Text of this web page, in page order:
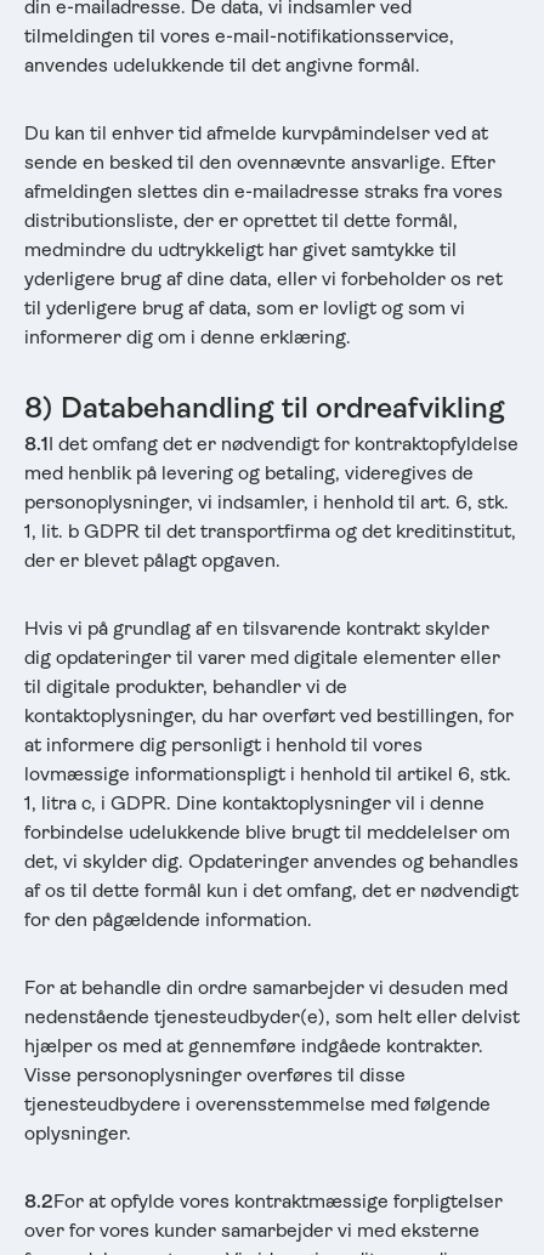
din e-mailadresse. De data, vi indsamler ved
tilmeldingen til vores e-mail-notifikationsservice,
anvendes udelukkende til det angivne formål.
Du kan til enhver tid afmelde kurvpåmindelser ved at
sende en besked til den ovennævnte ansvarlige. Efter
afmeldingen slettes din e-mailadresse straks fra vores
distributionsliste, der er oprettet til dette formål,
medmindre du udtrykkeligt har givet samtykke til
yderligere brug af dine data, eller vi forbeholder os ret
til yderligere brug af data, som er lovligt og som vi
informerer dig om i denne erklæring.
8) Databehandling til ordreafvikling
8.1I det omfang det er nødvendigt for kontraktopfyldelse
med henblik på levering og betaling, videregives de
personoplysninger, vi indsamler, i henhold til art. 6, stk.
1, lit. b GDPR til det transportfirma og det kreditinstitut,
der er blevet pålagt opgaven.
Hvis vi på grundlag af en tilsvarende kontrakt skylder
dig opdateringer til varer med digitale elementer eller
til digitale produkter, behandler vi de
kontaktoplysninger, du har overført ved bestillingen, for
at informere dig personligt i henhold til vores
lovmæssige informationspligt i henhold til artikel 6, stk.
1, litra c, i GDPR. Dine kontaktoplysninger vil i denne
forbindelse udelukkende blive brugt til meddelelser om
det, vi skylder dig. Opdateringer anvendes og behandles
af os til dette formål kun i det omfang, det er nødvendigt
for den pågældende information.
For at behandle din ordre samarbejder vi desuden med
nedenstående tjenesteudbyder(e), som helt eller delvist
hjælper os med at gennemføre indgåede kontrakter.
Visse personoplysninger overføres til disse
tjenesteudbydere i overensstemmelse med følgende
oplysninger.
8.2For at opfylde vores kontraktmæssige forpligtelser
over for vores kunder samarbejder vi med eksterne